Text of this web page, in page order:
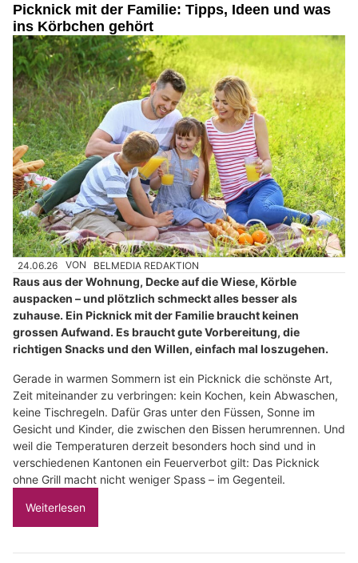
Picknick mit der Familie: Tipps, Ideen und was
ins Körbchen gehört
24.06.26 VON BELMEDIA REDAKTION
Raus aus der Wohnung, Decke auf die Wiese, Körble
auspacken – und plötzlich schmeckt alles besser als
zuhause. Ein Picknick mit der Familie braucht keinen
grossen Aufwand. Es braucht gute Vorbereitung, die
richtigen Snacks und den Willen, einfach mal loszugehen.
Gerade in warmen Sommern ist ein Picknick die schönste Art,
Zeit miteinander zu verbringen: kein Kochen, kein Abwaschen,
keine Tischregeln. Dafür Gras unter den Füssen, Sonne im
Gesicht und Kinder, die zwischen den Bissen herumrennen. Und
weil die Temperaturen derzeit besonders hoch sind und in
verschiedenen Kantonen ein Feuerverbot gilt: Das Picknick
ohne Grill macht nicht weniger Spass – im Gegenteil.
Weiterlesen